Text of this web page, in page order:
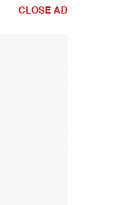
CLOSE AD